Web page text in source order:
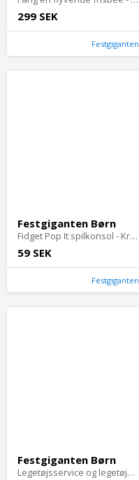
299 SEK
Festgiganten
Festgiganten Børn
Fidget Pop It spilkonsol - Krabbegrøn
59 SEK
Festgiganten
Festgiganten Børn
Legetøjsservice og legetøjskøkkenredskaber af træ